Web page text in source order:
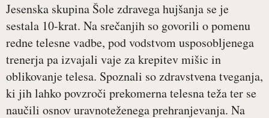
Jesenska skupina Šole zdravega hujšanja se je
sestala 10-krat. Na srečanjih so govorili o pomenu
redne telesne vadbe, pod vodstvom usposobljenega
trenerja pa izvajali vaje za krepitev mišic in
oblikovanje telesa. Spoznali so zdravstvena tveganja,
ki jih lahko povzroči prekomerna telesna teža ter se
naučili osnov uravnoteženega prehranjevanja. Na